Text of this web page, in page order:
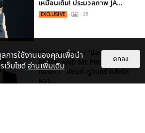
เหมือนเดิม! ประมวลภาพ JA...
EXCLUSIVE : 28
ประมวลภาพงาน “มีสติแล้วลูกพีช
PEACH AND ME PREMIERE
NIGHT” ปอนด์-ภูวินทร์ คลั่งรัก
หวา...
ลการใช้งานของคุณเพื่อนำ
เว็บไซต์อ่านเพิ่มเติม
ตกลง